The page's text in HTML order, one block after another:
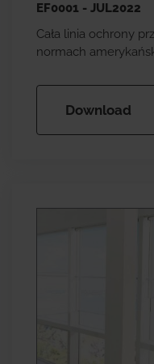
EF0001 - JUL2022
Cała linia ochrony
normach
Download